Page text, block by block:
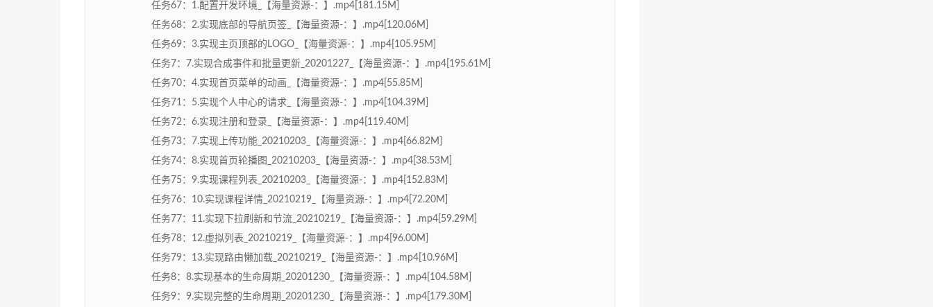
任务67：1.配置开发环境_【海量资源-：】.mp4[181.15M]
任务68：2.实现底部的导航页签_【海量资源-：】.mp4[120.06M]
任务69：3.实现主页顶部的LOGO_【海量资源-：】.mp4[105.95M]
任务7：7.实现合成事件和批量更新_20201227_【海量资源-：】.mp4[195.61M]
任务70：4.实现首页菜单的动画_【海量资源-：】.mp4[55.85M]
任务71：5.实现个人中心的请求_【海量资源-：】.mp4[104.39M]
任务72：6.实现注册和登录_【海量资源-：】.mp4[119.40M]
任务73：7.实现上传功能_20210203_【海量资源-：】.mp4[66.82M]
任务74：8.实现首页轮播图_20210203_【海量资源-：】.mp4[38.53M]
任务75：9.实现课程列表_20210203_【海量资源-：】.mp4[152.83M]
任务76：10.实现课程详情_20210219_【海量资源-：】.mp4[72.20M]
任务77：11.实现下拉刷新和节流_20210219_【海量资源-：】.mp4[59.29M]
任务78：12.虚拟列表_20210219_【海量资源-：】.mp4[96.00M]
任务79：13.实现路由懒加载_20210219_【海量资源-：】.mp4[10.96M]
任务8：8.实现基本的生命周期_20201230_【海量资源-：】.mp4[104.58M]
任务9：9.实现完整的生命周期_20201230_【海量资源-：】.mp4[179.30M]